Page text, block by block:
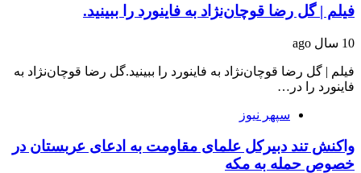
فیلم | گل رضا قوچان‌نژاد به فاینورد را ببینید.
10 سال ago
فیلم | گل رضا قوچان‌نژاد به فاینورد را ببینید.گل رضا قوچان‌نژاد به
فاینورد را در…
سپهر نیوز
واکنش تند دبیرکل علمای مقاومت به ادعای عربستان در
خصوص حمله به مکه